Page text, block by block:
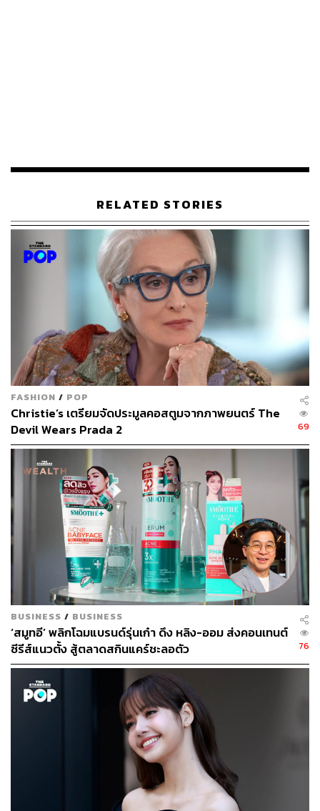
เลมอน เวอร์บีน่า และมิ้นต์ มอบผิวกายที่เปล่งประกายดู
Sephora Collection เปิดตัว Colorful Face Palette พา
เลตต์แต่งหน้าครบสูตรต้อนรับฤดูร้อน ที่รวม 4 เฉดสี
จำเป็นสำหรับการแต่งหน้าสมบูรณ์แบบไว้ในที่เดียว ทั้ง
บรอนเซอร์เพื่อเพิ่มมิติให้ใบหน้า บลัชในโทนอุ่นและ
เย็นเพื่อเพิ่มสีสันบนพวงแก้ม และไฮไลต์เพื่อเพิ่ม
ประกายให้ผิวดูสุขภาพดี ด้วยเทคโนโลยี Baked
Powder ให้เนื้อสัมผัสนุ่มละเอียด เกลี่ยง่าย และติดทน
ยาวนานตลอดวัน มีให้เลือก 3 เวอร์ชันเพื่อเข้ากับทุกสี
RELATED STORIES
FASHION / POP
Christie’s เตรียมจัดประมูลคอสตูมจากภาพยนตร์ The
Devil Wears Prada 2
69
BUSINESS / BUSINESS
‘สมูทอี’ พลิกโฉมแบรนด์รุ่นเก๋า ดึง หลิง-ออม ส่งคอนเทนต์
ซีรีส์แนวตั้ง สู้ตลาดสกินแคร์ชะลอตัว
76